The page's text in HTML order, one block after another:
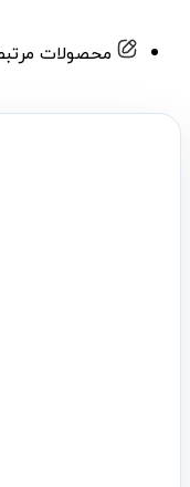
محصولات